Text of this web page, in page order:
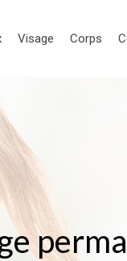
Visage Corps